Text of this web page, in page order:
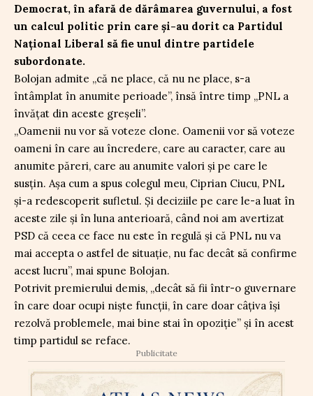
Democrat, în afară de dărâmarea guvernului, a fost
un calcul politic prin care și-au dorit ca Partidul
Național Liberal să fie unul dintre partidele
subordonate.
Bolojan admite „că ne place, că nu ne place, s-a
întâmplat în anumite perioade”, însă între timp „PNL a
învățat din aceste greșeli”.
„Oamenii nu vor să voteze clone. Oamenii vor să voteze
oameni în care au încredere, care au caracter, care au
anumite păreri, care au anumite valori și pe care le
susțin. Așa cum a spus colegul meu, Ciprian Ciucu, PNL
și-a redescoperit sufletul. Și deciziile pe care le-a luat în
aceste zile și în luna anterioară, când noi am avertizat
PSD că ceea ce face nu este în regulă și că PNL nu va
mai accepta o astfel de situație, nu fac decât să confirme
acest lucru”, mai spune Bolojan.
Potrivit premierului demis, „decât să fii într-o guvernare
în care doar ocupi niște funcții, în care doar câțiva își
rezolvă problemele, mai bine stai în opoziție” și în acest
timp partidul se reface.
Publicitate